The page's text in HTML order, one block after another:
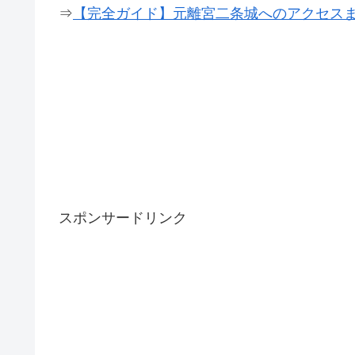
⇒ 【完全ガイド】元離宮二条城へのアクセス
スポンサードリンク